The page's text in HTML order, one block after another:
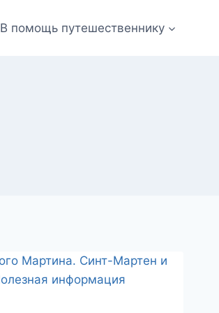
В помощь путешественнику